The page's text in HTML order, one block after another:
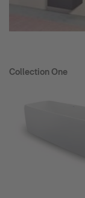
Collection One